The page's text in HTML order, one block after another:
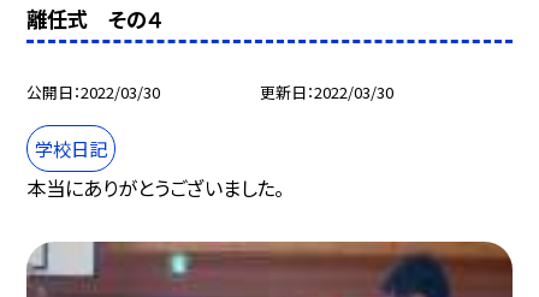
離任式 その４
公開日 2022/03/30 更新日 2022/03/30
学校日記
本当にありがとうございました。